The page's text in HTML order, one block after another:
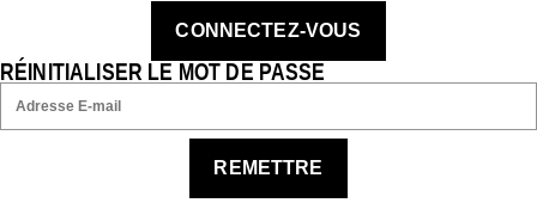
CONNECTEZ-VOUS
RÉINITIALISER LE MOT DE PASSE
REMETTRE